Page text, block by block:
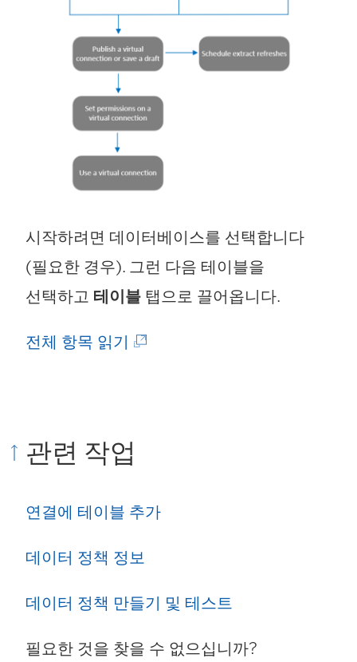
시작하려면 데이터베이스를 선택합니다
(필요한 경우). 그런 다음 테이블을
선택하고 테이블 탭으로 끌어옵니다.
전체 항목 읽기 (
새
에
서
림
관련 작업
연결에 테이블 추가
데이터 정책 정보
데이터 정책 만들기 및 테스트
필요한 것을 찾을 수 없으십니까?